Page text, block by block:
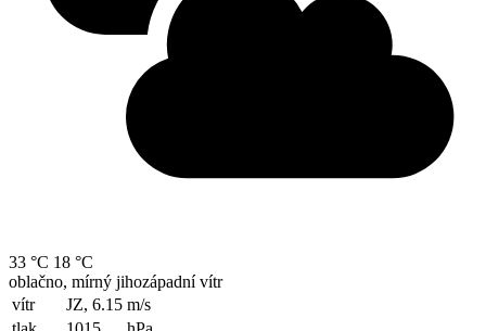
33 °C 18 °C
oblačno, mírný jihozápadní vítr
vítr
JZ, 6.15 m/s